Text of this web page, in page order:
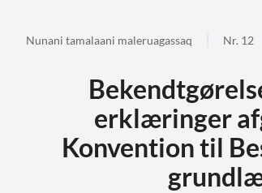
Nunani tamalaani maleruagassaq Nr. 12
erklæringer
Konvention til